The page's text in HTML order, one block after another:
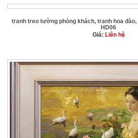
tranh treo tường phòng khách, tranh hoa
HD06
Giá: Liên hệ